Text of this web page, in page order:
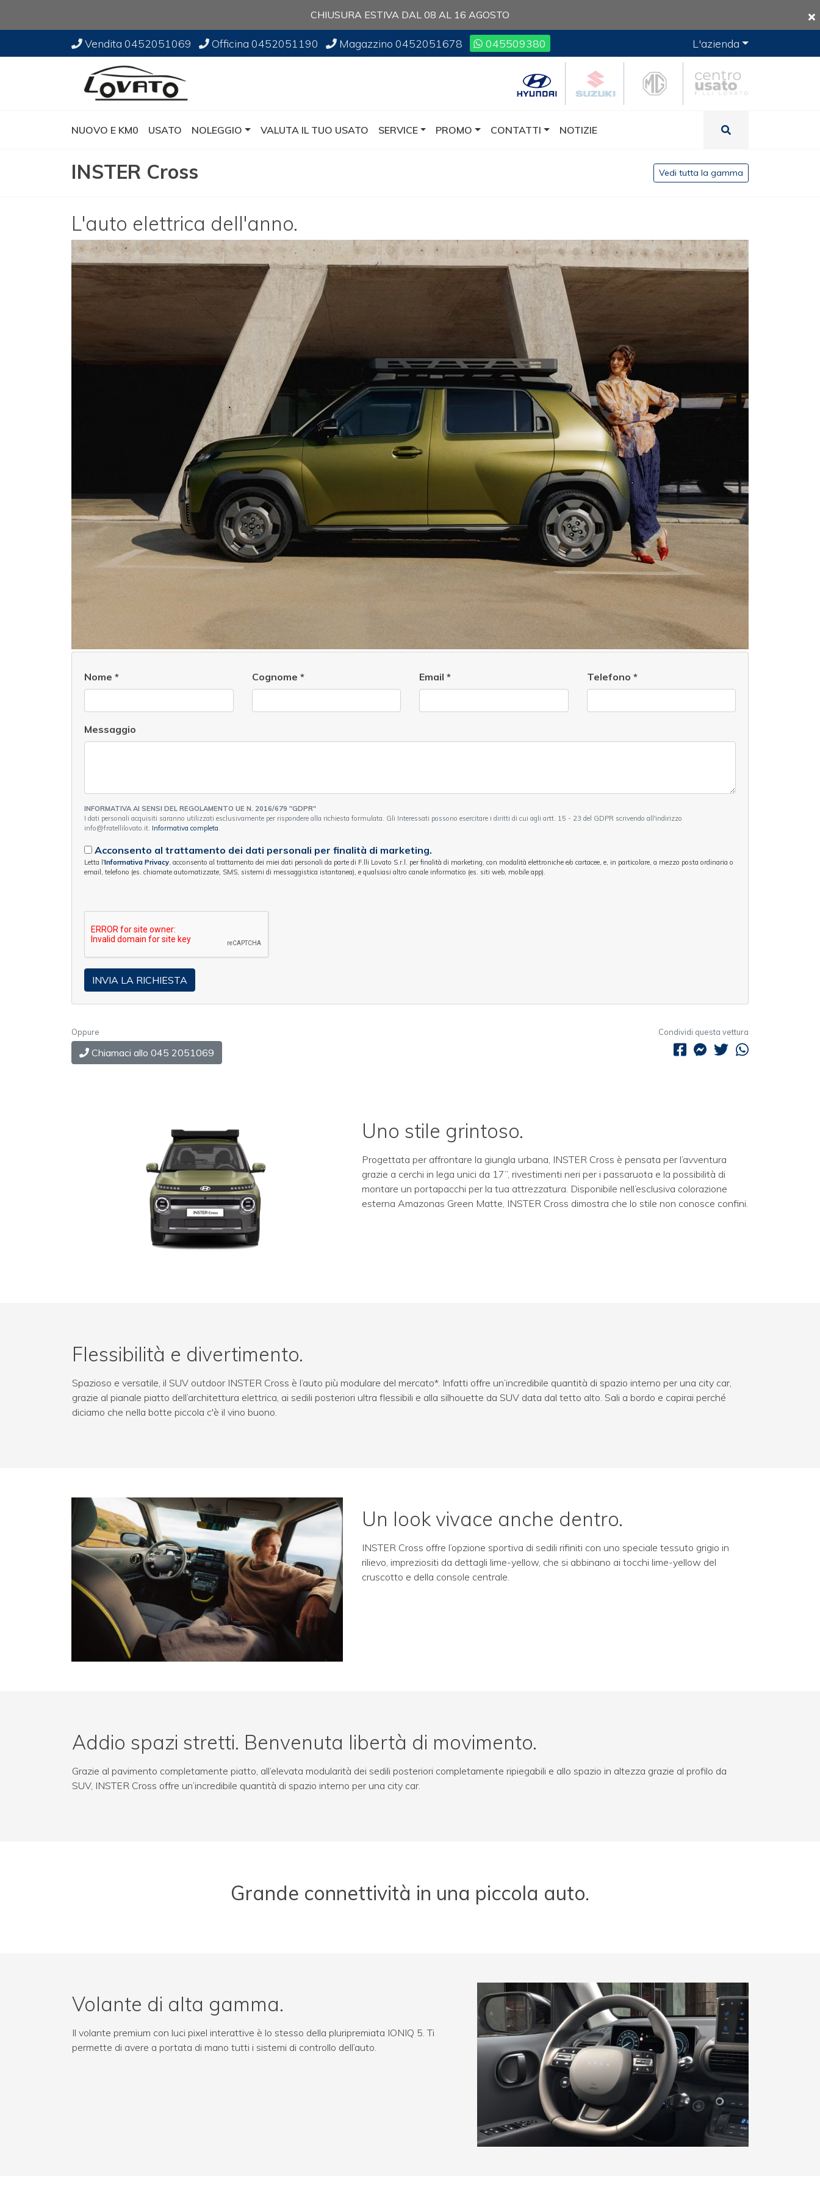
CHIUSURA ESTIVA DAL 08 AL 16 AGOSTO
Vendita 0452051069 Officina0452051190 Magazzino 0452051678 045509380 L'azienda
NUOVO E KM0 USATO NOLEGGIO VALUTA IL TUO USATO SERVICE PROMO CONTATTI NOTIZIE
INSTER Cross Vedi tutta la gamma
L'auto elettrica dell'anno.
Nome * Cognome * Email * Telefono *
Messaggio
INFORMATIVA AI SENSI DEL REGOLAMENTO UE N. 2016/679 "GDPR"
I dati personali acquisiti saranno utilizzati esclusivamente per rispondere alla richiesta formulata. Gli Interessati possono esercitare i diritti di cui agli artt. 15 - 23 del GDPR scrivendo all'indirizzo
info@fratellilovato.it. Informativa completa.
Acconsento al trattamento dei dati personali per finalità di marketing.
Letta l'Informativa Privacy, acconsento al trattamento dei miei dati personali da parte di F.lli Lovato S.r.l. per finalità di marketing, con modalità elettroniche e/o cartacee, e, in particolare, a mezzo posta ordinaria o
email, telefono (es. chiamate automatizzate, SMS, sistemi di messaggistica istantanea), e qualsiasi altro canale informatico (es. siti web, mobile app).
Oppure
Chiamaci allo 045 2051069
Condividi questa vettura
Uno stile grintoso.
Progettata per affrontare la giungla urbana, INSTER Cross è pensata per l’avventura
grazie a cerchi in lega unici da 17”, rivestimenti neri per i passaruota e la possibilità di
montare un portapacchi per la tua attrezzatura. Disponibile nell’esclusiva colorazione
esterna Amazonas Green Matte, INSTER Cross dimostra che lo stile non conosce confini.
Flessibilità e divertimento.
Spazioso e versatile, il SUV outdoor INSTER Cross è l’auto più modulare del mercato*. Infatti offre un’incredibile quantità di spazio interno per una city car,
grazie al pianale piatto dell’architettura elettrica, ai sedili posteriori ultra flessibili e alla silhouette da SUV data dal tetto alto. Sali a bordo e capirai perché
diciamo che nella botte piccola c'è il vino buono.
Un look vivace anche dentro.
INSTER Cross offre l’opzione sportiva di sedili rifiniti con uno speciale tessuto grigio in
rilievo, impreziositi da dettagli lime-yellow, che si abbinano ai tocchi lime-yellow del
cruscotto e della console centrale.
Addio spazi stretti. Benvenuta libertà di movimento.
Grazie al pavimento completamente piatto, all’elevata modularità dei sedili posteriori completamente ripiegabili e allo spazio in altezza grazie al profilo da
SUV, INSTER Cross offre un’incredibile quantità di spazio interno per una city car.
Grande connettività in una piccola auto.
Volante di alta gamma.
Il volante premium con luci pixel interattive è lo stesso della pluripremiata IONIQ 5. Ti
permette di avere a portata di mano tutti i sistemi di controllo dell’auto.